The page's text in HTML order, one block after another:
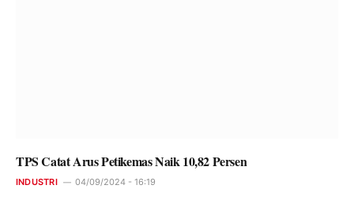
TPS Catat Arus Petikemas Naik 10,82 Persen
INDUSTRI 04/09/2024 - 16:19